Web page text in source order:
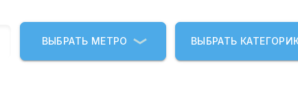
ВЫБРАТЬ МЕТРО ВЫБРАТЬ